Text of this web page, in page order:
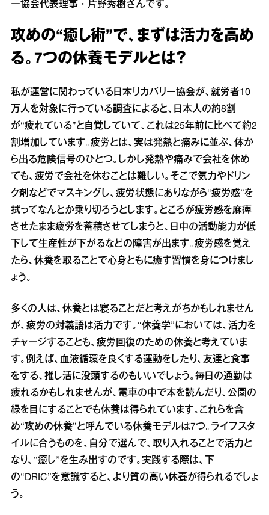
ー協会代表理事・片野秀樹さんです。
攻めの“癒し術”で、まずは活力を高め
る。7つの休養モデルとは？
私が運営に関わっている日本リカバリー協会が、就労者10
万人を対象に行っている調査によると、日本人の約8割
が“疲れている”と自覚していて、これは25年前に比べて約2
割増加しています。疲労とは、実は発熱と痛みに並ぶ、体か
ら出る危険信号のひとつ。しかし発熱や痛みで会社を休め
ても、疲労で会社を休むことは難しい。そこで気力やドリン
ク剤などでマスキングし、疲労状態にありながら“疲労感”を
拭ってなんとか乗り切ろうとします。ところが疲労感を麻痺
させたまま疲労を蓄積させてしまうと、日中の活動能力が低
下して生産性が下がるなどの障害が出ます。疲労感を覚え
たら、休養を取ることで心身ともに癒す習慣を身につけまし
ょう。
多くの人は、休養とは寝ることだと考えがちかもしれません
が、疲労の対義語は活力です。“休養学”においては、活力を
チャージすることも、疲労回復のための休養と考えていま
す。例えば、血液循環を良くする運動をしたり、友達と食事
をする、推し活に没頭するのもいいでしょう。毎日の通勤は
疲れるかもしれませんが、電車の中で本を読んだり、公園の
緑を目にすることでも休養は得られています。これらを含
め“攻めの休養”と呼んでいる休養モデルは7つ。ライフスタ
イルに合うものを、自分で選んで、取り入れることで活力と
なり、“癒し”を生み出すのです。実践する際は、下
の“DRIC”を意識すると、より質の高い休養が得られるでしょ
う。